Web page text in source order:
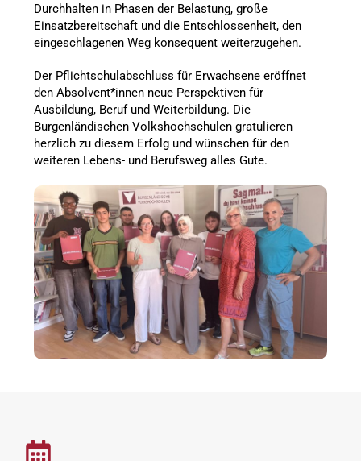
Durchhalten in Phasen der Belastung, große
Einsatzbereitschaft und die Entschlossenheit, den
eingeschlagenen Weg konsequent weiterzugehen.
Der Pflichtschulabschluss für Erwachsene eröffnet
den Absolvent*innen neue Perspektiven für
Ausbildung, Beruf und Weiterbildung. Die
Burgenländischen Volkshochschulen gratulieren
herzlich zu diesem Erfolg und wünschen für den
weiteren Lebens- und Berufsweg alles Gute.